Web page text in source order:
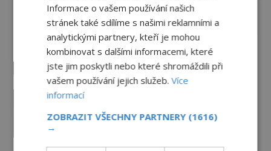
Vesmír a technologie
PREMIUM 27.7.2026 3.5TIS
Informace o vašem používání našich
stránek také sdílíme s našimi reklamními a
analytickými partnery, kteří je mohou
kombinovat s dalšími informacemi, které
jste jim poskytli nebo které shromáždili při
vašem používání jejich služeb.Více
informací
ZOBRAZIT VŠECHNY PARTNERY (1616)
→